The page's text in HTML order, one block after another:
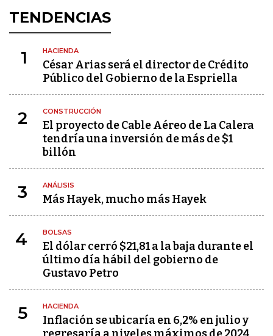
TENDENCIAS
1 HACIENDA
César Arias será el director de Crédito
Público del Gobierno de la Espriella
2 CONSTRUCCIÓN
El proyecto de Cable Aéreo de La Calera
tendría una inversión de más de $1
billón
3 ANÁLISIS
Más Hayek, mucho más Hayek
4 BOLSAS
El dólar cerró $21,81 a la baja durante el
último día hábil del gobierno de
Gustavo Petro
5 HACIENDA
Inflación se ubicaría en 6,2% en julio y